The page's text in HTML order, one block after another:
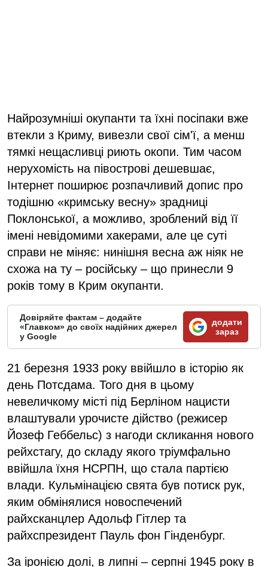
Найрозумніші окупанти та їхні посіпаки вже
втекли з Криму, вивезли свої сім'ї, а менш
тямкі нещасливці риють окопи. Тим часом
нерухомість на півострові дешевшає,
Інтернет поширює розпачливий допис про
тодішню «кримську весну» зрадниці
Поклонської, а можливо, зроблений від її
імені невідомими хакерами, але це суті
справи не міняє: нинішня весна аж ніяк не
схожа на ту – російську – що принесли 9
років тому в Крим окупанти.
Довіряйте фактам – додайте
«Главком» до своїх надійних джерел
у Google
додати
зараз
21 березня 1933 року ввійшло в історію як
день Потсдама. Того дня в цьому
невеличкому місті під Берліном нацисти
влаштували урочисте дійство (режисер
Йозеф Геббельс) з нагоди скликання нового
рейхстагу, до складу якого тріумфально
ввійшла їхня НСРПН, що стала партією
влади. Кульмінацією свята був потиск рук,
яким обмінялися новоспечений
райхсканцлер Адольф Гітлер та
райхспрезидент Пауль фон Гінденбург.
За іронією долі, в липні – серпні 1945 року в